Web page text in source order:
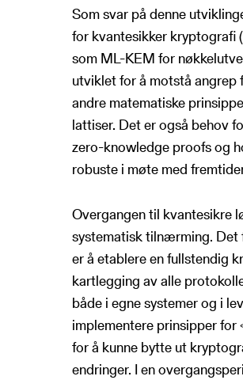
Som svar på denne
for kvantesikker kryptografi
som ML-KEM for
utviklet for å motstå angrep
andre matematiske
lattiser. Det er også behov
zero-knowledge proofs og
robuste i møte med
Overgangen til kvantesikre
systematisk tilnærming. Det
er å etablere en fullstendig
kartlegging av alle
både i egne systemer og i
implementere prinsipper for
for å kunne bytte ut
endringer. I en